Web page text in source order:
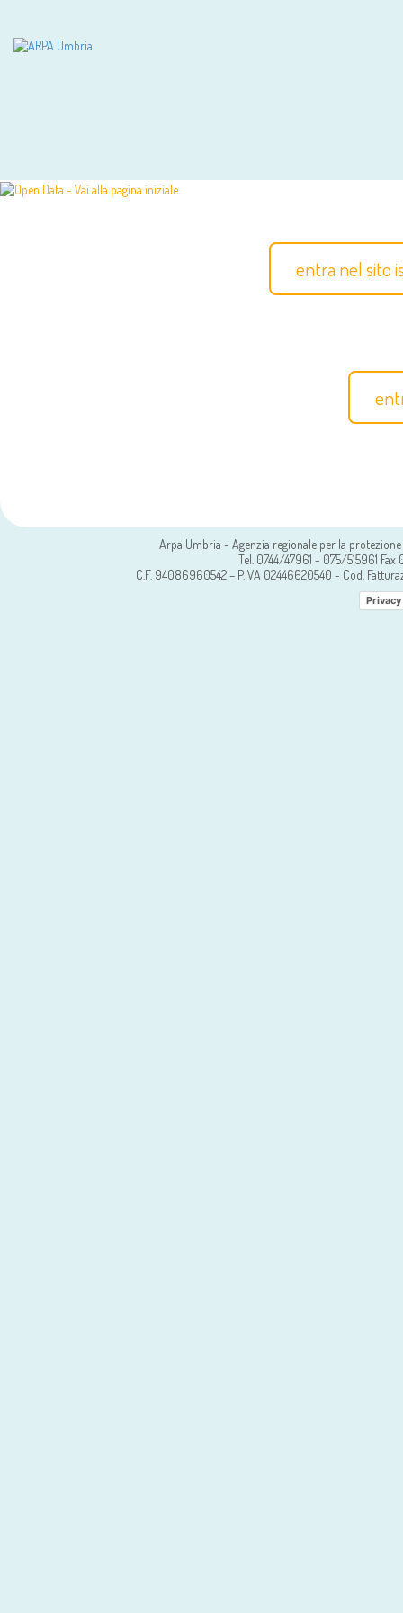
entra nel sito
Arpa Umbria - Agenzia regionale per la
Tel. 0744/47961 - 075/515961
C.F. 94086960542 – P.IVA 02446620540 - Cod.